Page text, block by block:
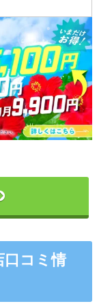
口コミ情